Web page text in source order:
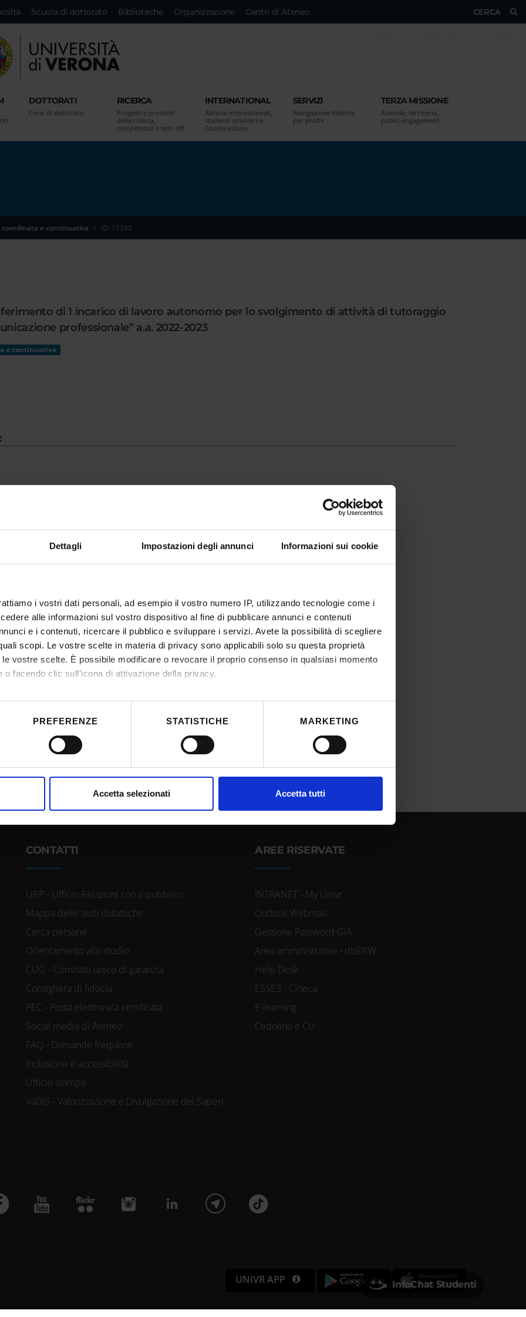
Dettagli Impostazioni degli annunci Informazioni sui cookie
i vostri dati personali, ad esempio il vostro numero IP, utilizzando tecnologie come i
alle informazioni sul vostro dispositivo al fine di pubblicare annunci e contenuti
e i contenuti, ricercare il pubblico e sviluppare i servizi. Avete la possibilità di scegliere
scopi. Le vostre scelte in materia di privacy sono applicabili solo su questa proprietà
vostre scelte. È possibile modificare o revocare il proprio consenso in qualsiasi momento
o facendo clic sull'icona di attivazione della privacy.
anche:
tua posizione geografica, con un'approssimazione di qualche metro,
elaborati i tuoi dati personali e imposta le tue preferenze nella
sezione dettagli . Puoi
contenuti ed annunci, per fornire funzionalità dei social media e per analizzare il
PREFERENZE STATISTICHE MARKETING
Accetta selezionati Accetta tutti
CERCA
Scuola di dottorato Biblioteche Organizzazione Centri di Ateneo
DOTTORATI
Corsi di dottorato
RICERCA
Progetti e prodotti
della ricerca,
competenze e spin off
INTERNATIONAL
Attività internazionali,
studenti stranieri e
Cooperazione
SERVIZI
Navigazione distinta
per profili
TERZA MISSIONE
Aziende, territorio,
public engagement
coordinata e continuativa ID. 11285
di 1 incarico di lavoro autonomo per lo svolgimento di attività di tutoraggio
professionale” a.a. 2022-2023
e continuativa
IT | 221Kb
CONTATTI
URP - Ufficio Relazioni con il pubblico
Mappa delle sedi didattiche
Cerca persone
Orientamento allo studio
CUG - Comitato unico di garanzia
Consigliera di fiducia
PEC - Posta elettronica certificata
Social media di Ateneo
FAQ - Domande frequenti
Inclusione e accessibilità
Ufficio stampa
VaDiS - Valorizzazione e Divulgazione dei Saperi
AREE RISERVATE
INTRANET - My Univr
Outlook Webmail
Gestione Password GIA
Area amministrativa - dbERW
Help Desk
ESSE3 - Cineca
E-learning
Cedolino e CU
UNIVR APP InfoChat Studenti